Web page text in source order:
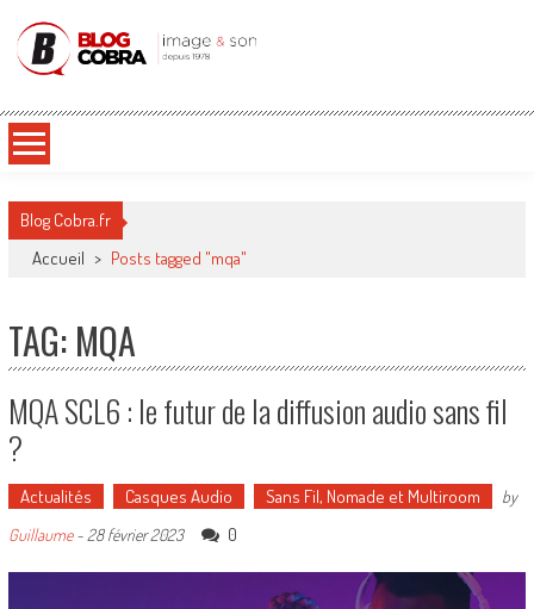
Blog Cobra
Blog Cobra.fr
Accueil > Posts tagged "mqa"
TAG: MQA
MQA SCL6 : le futur de la diffusion audio sans fil
?
Actualités Casques Audio Sans Fil, Nomade et Multiroom
by
Guillaume- 28 février 2023 0